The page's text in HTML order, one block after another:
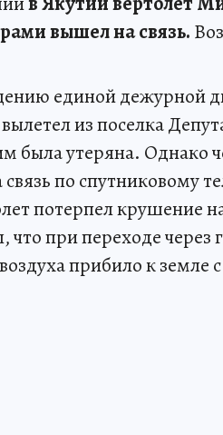
вышел на связь.
единой дежурной
из поселка
была утеряна. Однако
по спутниковому
потерпел крушение
что при переходе
прибило к земле